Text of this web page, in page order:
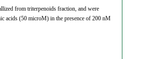
from triterpenoids fraction, and were
acids (50 microM) in the presence of 200 nM